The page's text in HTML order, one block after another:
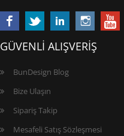
GÜVENLİ ALIŞVERİŞ
BunDesign Blog
Bize Ulaşın
Sipariş Takip
Mesafeli Satış Sözleşmesi